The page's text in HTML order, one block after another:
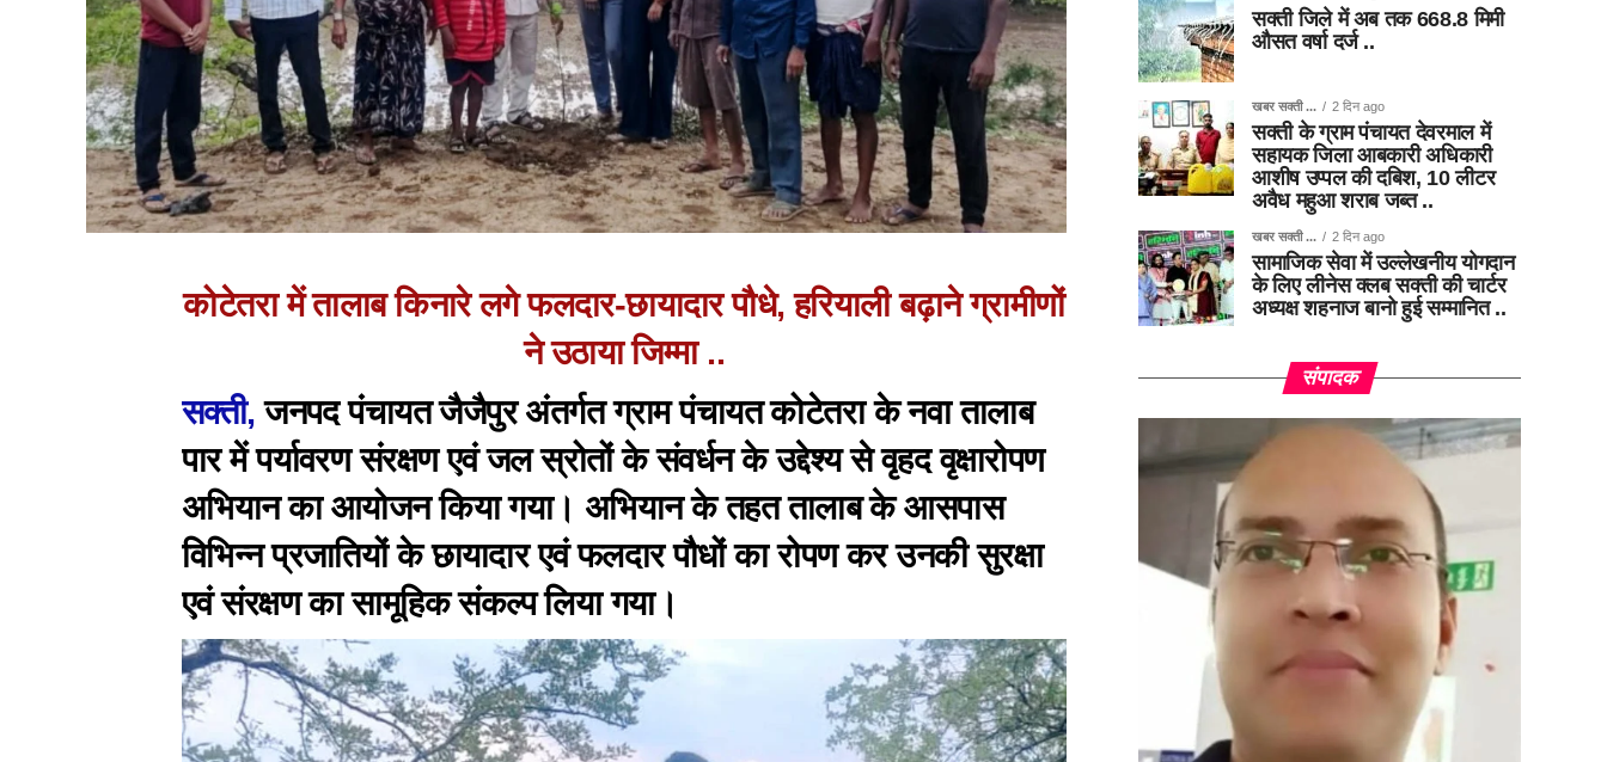
कोटेतरा में तालाब किनारे लगे फलदार-छायादार पौधे, हरियाली बढ़ाने ग्रामीणों
ने उठाया जिम्मा ..
सक्ती,जनपद पंचायत जैजैपुर अंतर्गत ग्राम पंचायत कोटेतरा के नवा तालाब
पार में पर्यावरण संरक्षण एवं जल स्रोतों के संवर्धन के उद्देश्य से वृहद वृक्षारोपण
अभियान का आयोजन किया गया। अभियान के तहत तालाब के आसपास
विभिन्न प्रजातियों के छायादार एवं फलदार पौधों का रोपण कर उनकी सुरक्षा
एवं संरक्षण का सामूहिक संकल्प लिया गया।
सक्ती जिले में अब तक 668.8 मिमी
औसत वर्षा दर्ज ..
खबर सक्ती ... 2 दिन ago
सक्ती के ग्राम पंचायत देवरमाल में
सहायक जिला आबकारी अधिकारी
आशीष उप्पल की दबिश, 10 लीटर
अवैध महुआ शराब जब्त ..
खबर सक्ती ... 2 दिन ago
सामाजिक सेवा में उल्लेखनीय योगदान
के लिए लीनेस क्लब सक्ती की चार्टर
अध्यक्ष शहनाज बानो हुई सम्मानित ..
संपादक